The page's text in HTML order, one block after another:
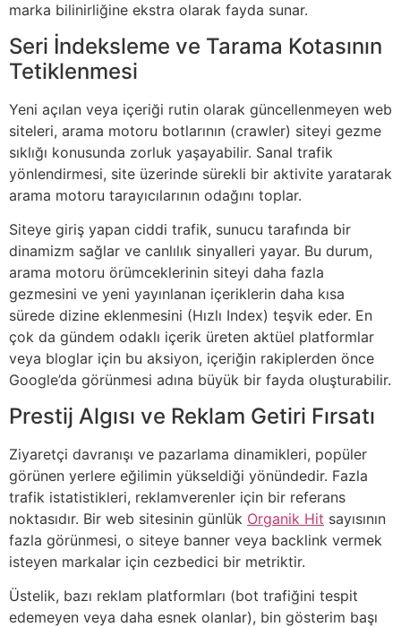
marka bilinirliğine ekstra olarak fayda sunar.
Seri İndeksleme ve Tarama Kotasının
Tetiklenmesi
Yeni açılan veya içeriği rutin olarak güncellenmeyen web
siteleri, arama motoru botlarının (crawler) siteyi gezme
sıklığı konusunda zorluk yaşayabilir. Sanal trafik
yönlendirmesi, site üzerinde sürekli bir aktivite yaratarak
arama motoru tarayıcılarının odağını toplar.
Siteye giriş yapan ciddi trafik, sunucu tarafında bir
dinamizm sağlar ve canlılık sinyalleri yayar. Bu durum,
arama motoru örümceklerinin siteyi daha fazla
gezmesini ve yeni yayınlanan içeriklerin daha kısa
sürede dizine eklenmesini (Hızlı Index) teşvik eder. En
çok da gündem odaklı içerik üreten aktüel platformlar
veya bloglar için bu aksiyon, içeriğin rakiplerden önce
Google’da görünmesi adına büyük bir fayda oluşturabilir.
Prestij Algısı ve Reklam Getiri Fırsatı
Ziyaretçi davranışı ve pazarlama dinamikleri, popüler
görünen yerlere eğilimin yükseldiği yönündedir. Fazla
trafik istatistikleri, reklamverenler için bir referans
noktasıdır. Bir web sitesinin günlük Organik Hit sayısının
fazla görünmesi, o siteye banner veya backlink vermek
isteyen markalar için cezbedici bir metriktir.
Üstelik, bazı reklam platformları (bot trafiğini tespit
edemeyen veya daha esnek olanlar), bin gösterim başı